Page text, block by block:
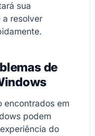
sua
a resolver
de
encontrados em
podem
do